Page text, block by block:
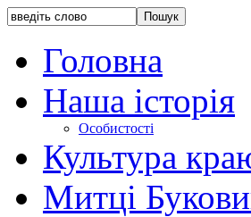
Головна
Наша історія
Особистості
Культура
Митці